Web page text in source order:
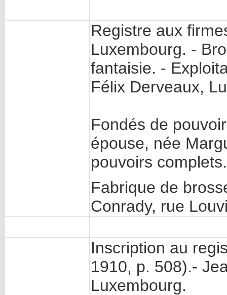
Registre aux
Luxembourg. -
fantaisie. -
Félix Derveaux,
Fondés de
épouse, née
pouvoirs
Fabrique de
Conrady, rue
Inscription au
1910, p. 508).-
Luxembourg.